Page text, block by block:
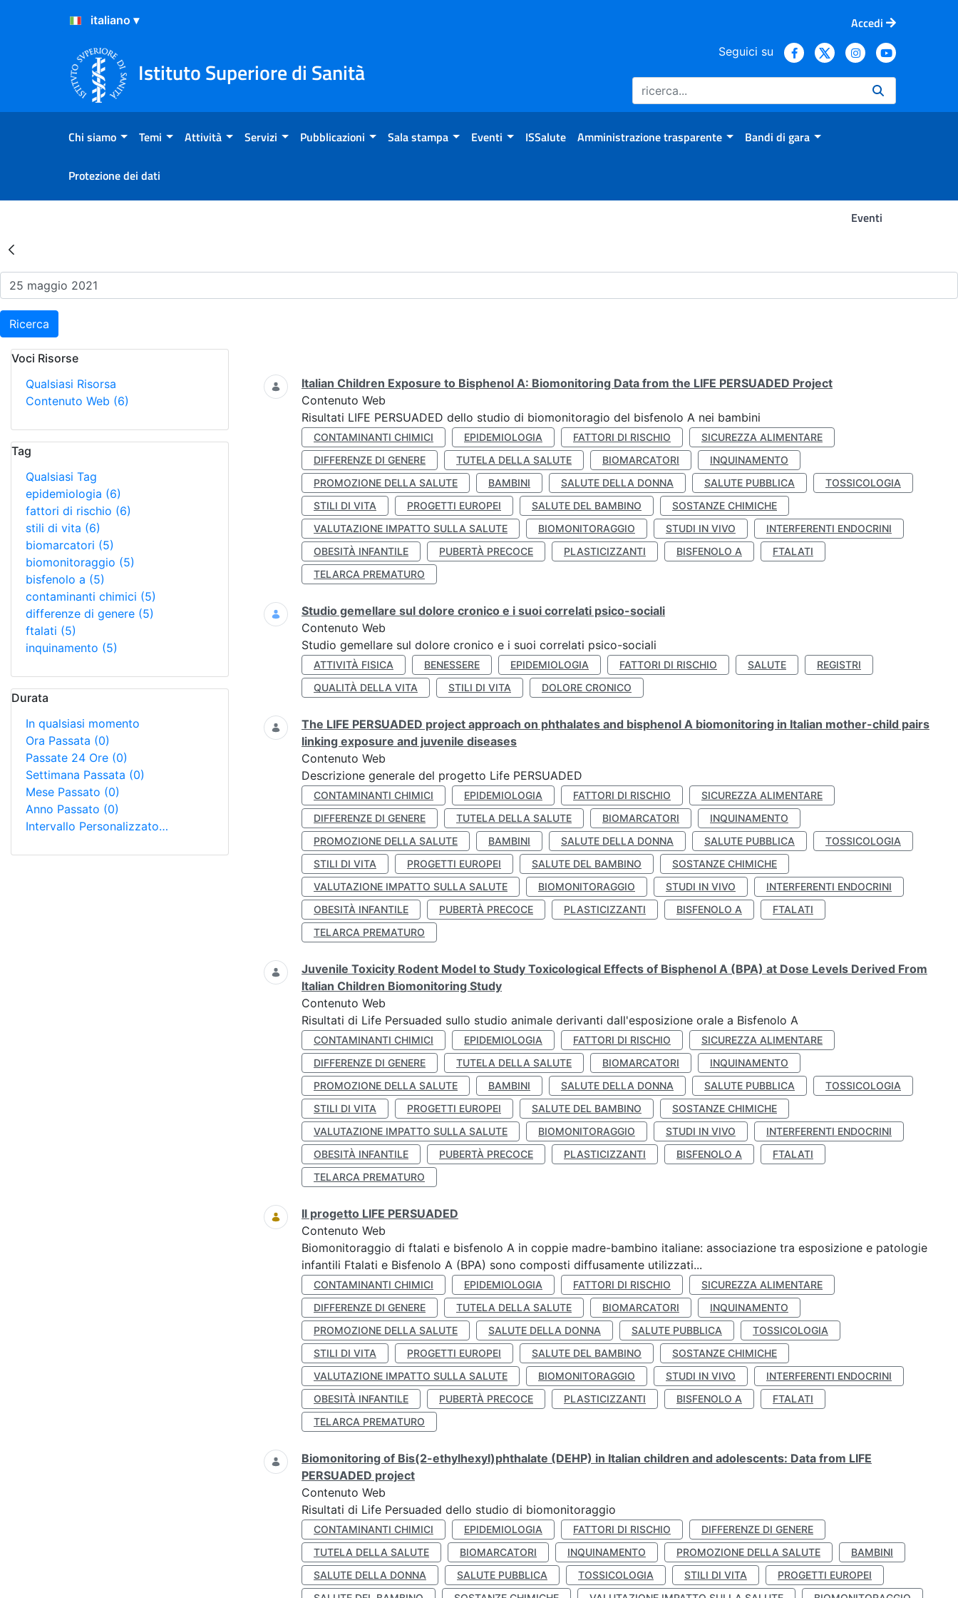
Salta al Contenuto
Salta al Footer
Accedi
Istituto Superiore di Sanità
Seguici su
Chi siamo Temi Attività Servizi Pubblicazioni Sala stampa Eventi ISSalute Amministrazione trasparente Bandi di gara
Protezione dei dati
Eventi
Risultati della Ricerca - Eventi
Ricerca
Voci Risorse
Qualsiasi Risorsa
Contenuto Web (6)
Tag
Qualsiasi Tag
epidemiologia (6)
fattori di rischio (6)
stili di vita (6)
biomarcatori (5)
biomonitoraggio (5)
bisfenolo a (5)
contaminanti chimici (5)
differenze di genere (5)
ftalati (5)
inquinamento (5)
Durata
In qualsiasi momento
Ora Passata (0)
Passate 24 Ore (0)
Settimana Passata (0)
Mese Passato (0)
Anno Passato (0)
Intervallo Personalizzato…
Ricerca
Italian Children Exposure to Bisphenol A: Biomonitoring Data from the LIFE PERSUADED Project
Contenuto Web
Risultati LIFE PERSUADED dello studio di biomonitoragio del bisfenolo A nei bambini
CONTAMINANTI CHIMICI EPIDEMIOLOGIA FATTORI DI RISCHIO
SICUREZZA ALIMENTARE
DIFFERENZE DI GENERE
TUTELA DELLA SALUTE BIOMARCATORI
INQUINAMENTO
PROMOZIONE DELLA SALUTE
BAMBINI SALUTE DELLA DONNA SALUTE PUBBLICA
TOSSICOLOGIA
STILI DI VITA
PROGETTI EUROPEI SALUTE DEL BAMBINO
SOSTANZE CHIMICHE
VALUTAZIONE IMPATTO SULLA SALUTE
BIOMONITORAGGIO STUDI IN VIVO
INTERFERENTI ENDOCRINI
OBESITÀ INFANTILE
PUBERTÀ PRECOCE PLASTICIZZANTI BISFENOLO A
FTALATI
TELARCA PREMATURO
Studio gemellare sul dolore cronico e i suoi correlati psico-sociali
Contenuto Web
Studio gemellare sul dolore cronico e i suoi correlati psico-sociali
ATTIVITÀ FISICA BENESSERE EPIDEMIOLOGIA FATTORI DI RISCHIO SALUTE
REGISTRI
QUALITÀ DELLA VITA
STILI DI VITA DOLORE CRONICO
The LIFE PERSUADED project approach on phthalates and bisphenol A biomonitoring in Italian mother-child pairs
linking exposure and juvenile diseases
Contenuto Web
Descrizione generale del progetto Life PERSUADED
CONTAMINANTI CHIMICI EPIDEMIOLOGIA FATTORI DI RISCHIO
SICUREZZA ALIMENTARE
DIFFERENZE DI GENERE
TUTELA DELLA SALUTE BIOMARCATORI
INQUINAMENTO
PROMOZIONE DELLA SALUTE
BAMBINI SALUTE DELLA DONNA SALUTE PUBBLICA
TOSSICOLOGIA
STILI DI VITA
PROGETTI EUROPEI SALUTE DEL BAMBINO
SOSTANZE CHIMICHE
VALUTAZIONE IMPATTO SULLA SALUTE
BIOMONITORAGGIO STUDI IN VIVO
INTERFERENTI ENDOCRINI
OBESITÀ INFANTILE
PUBERTÀ PRECOCE PLASTICIZZANTI BISFENOLO A
FTALATI
TELARCA PREMATURO
Juvenile Toxicity Rodent Model to Study Toxicological Effects of Bisphenol A (BPA) at Dose Levels Derived From
Italian Children Biomonitoring Study
Contenuto Web
Risultati di Life Persuaded sullo studio animale derivanti dall'esposizione orale a Bisfenolo A
CONTAMINANTI CHIMICI EPIDEMIOLOGIA FATTORI DI RISCHIO
SICUREZZA ALIMENTARE
DIFFERENZE DI GENERE
TUTELA DELLA SALUTE BIOMARCATORI
INQUINAMENTO
PROMOZIONE DELLA SALUTE
BAMBINI SALUTE DELLA DONNA SALUTE PUBBLICA
TOSSICOLOGIA
STILI DI VITA
PROGETTI EUROPEI SALUTE DEL BAMBINO
SOSTANZE CHIMICHE
VALUTAZIONE IMPATTO SULLA SALUTE
BIOMONITORAGGIO STUDI IN VIVO
INTERFERENTI ENDOCRINI
OBESITÀ INFANTILE
PUBERTÀ PRECOCE PLASTICIZZANTI BISFENOLO A
FTALATI
TELARCA PREMATURO
Il progetto LIFE PERSUADED
Contenuto Web
Biomonitoraggio di ftalati e bisfenolo A in coppie madre-bambino italiane: associazione tra esposizione e patologie
infantili Ftalati e Bisfenolo A (BPA) sono composti diffusamente utilizzati...
CONTAMINANTI CHIMICI EPIDEMIOLOGIA FATTORI DI RISCHIO
SICUREZZA ALIMENTARE
DIFFERENZE DI GENERE
TUTELA DELLA SALUTE BIOMARCATORI
INQUINAMENTO
PROMOZIONE DELLA SALUTE
SALUTE DELLA DONNA SALUTE PUBBLICA
TOSSICOLOGIA
STILI DI VITA
PROGETTI EUROPEI SALUTE DEL BAMBINO
SOSTANZE CHIMICHE
VALUTAZIONE IMPATTO SULLA SALUTE
BIOMONITORAGGIO STUDI IN VIVO
INTERFERENTI ENDOCRINI
OBESITÀ INFANTILE
PUBERTÀ PRECOCE PLASTICIZZANTI BISFENOLO A
FTALATI
TELARCA PREMATURO
Biomonitoring of Bis(2-ethylhexyl)phthalate (DEHP) in Italian children and adolescents: Data from LIFE
PERSUADED project
Contenuto Web
Risultati di Life Persuaded dello studio di biomonitoraggio
CONTAMINANTI CHIMICI EPIDEMIOLOGIA FATTORI DI RISCHIO
DIFFERENZE DI GENERE
TUTELA DELLA SALUTE
BIOMARCATORI INQUINAMENTO PROMOZIONE DELLA SALUTE
BAMBINI
SALUTE DELLA DONNA
SALUTE PUBBLICA TOSSICOLOGIA STILI DI VITA
PROGETTI EUROPEI